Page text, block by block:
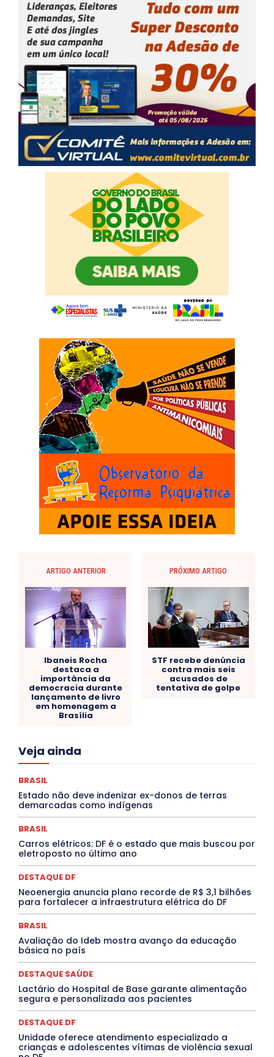
ARTIGO ANTERIOR
Ibaneis Rocha
destaca a
importância da
democracia durante
lançamento de livro
em homenagem a
Brasília
PRÓXIMO ARTIGO
STF recebe denúncia
contra mais seis
acusados de
tentativa de golpe
Veja ainda
Acre
Congressuanas & Esplanadumas
Covid-19
Crônica Política Crônicas
Cultura e Tal
DANÇA Dengue
Denuncia
DESTAQUE BRASIL
DESTAQUE DF
DESTAQUES OUTROS
ELEIÇÕES
EMPREGO E OPORTUNIDADES
ENTORNO
Especial
Espírito Santo
EVENTOS
EXPOSIÇÃO Featured
Febre Amarela
INTELIGÊNCIA ARTIFICIAL
INTERNACIONAL
Jogos Online
JUDICIÁRIO LITERATURA
Maranhão
MEIO AMBIENTE
Paraíba
Paraná Pernambuco Piauí
POLÍTICA
QUALIFICAÇÃO PROFISSIONAL
RESIDÊNCIA
Rio de Janeiro
Santa Catarina
São Paulo SARAMPO
SAÚDE
Saúde Agora
SEGURANÇA
TÁ FROID?
TEATRO TECNOLOGIA
TIC TAC
Mais
BRASIL
Estado não deve indenizar ex-donos de terras
demarcadas como indígenas
BRASIL
Carros elétricos: DF é o estado que mais buscou por
eletroposto no último ano
DESTAQUE DF
Neoenergia anuncia plano recorde de R$ 3,1 bilhões
para fortalecer a infraestrutura elétrica do DF
BRASIL
Avaliação do Ideb mostra avanço da educação
básica no país
DESTAQUE SAÚDE
Lactário do Hospital de Base garante alimentação
segura e personalizada aos pacientes
DESTAQUE DF
Unidade oferece atendimento especializado a
crianças e adolescentes vítimas de violência sexual